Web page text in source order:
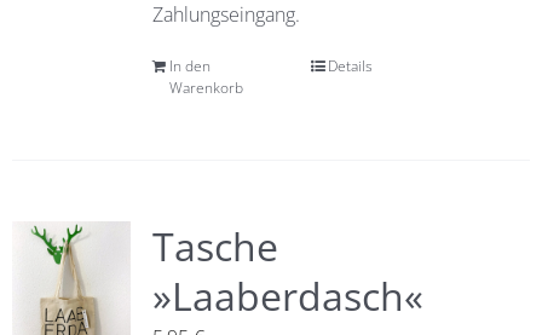
Zahlungseingang.
In den
Warenkorb
Details
Tasche
»Laaberdasch«